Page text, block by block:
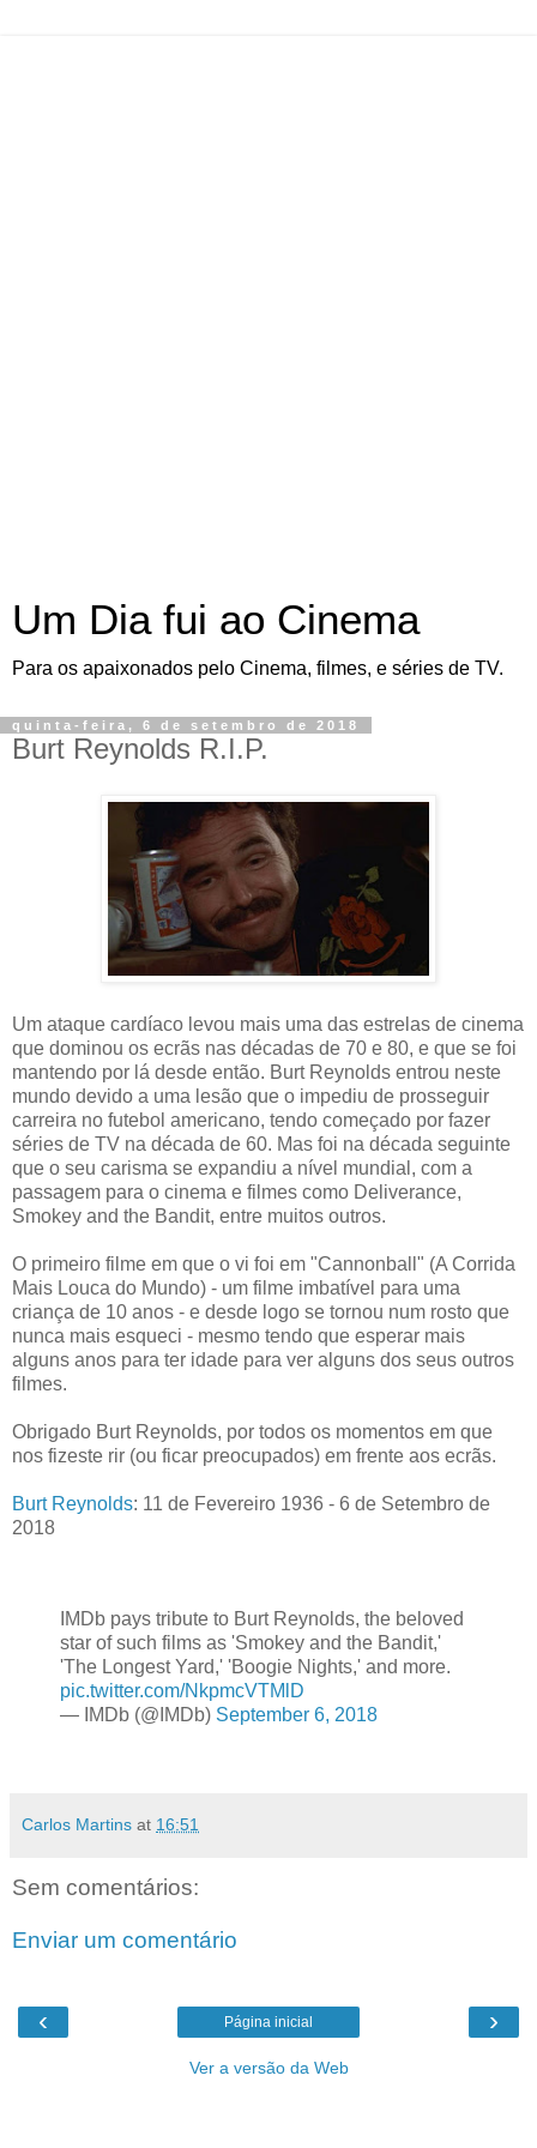
Um Dia fui ao Cinema
Para os apaixonados pelo Cinema, filmes, e séries de TV.
quinta-feira, 6 de setembro de 2018
Burt Reynolds R.I.P.
Um ataque cardíaco levou mais uma das estrelas de cinema
que dominou os ecrãs nas décadas de 70 e 80, e que se foi
mantendo por lá desde então. Burt Reynolds entrou neste
mundo devido a uma lesão que o impediu de prosseguir
carreira no futebol americano, tendo começado por fazer
séries de TV na década de 60. Mas foi na década seguinte
que o seu carisma se expandiu a nível mundial, com a
passagem para o cinema e filmes como Deliverance,
Smokey and the Bandit, entre muitos outros.
O primeiro filme em que o vi foi em "Cannonball" (A Corrida
Mais Louca do Mundo) - um filme imbatível para uma
criança de 10 anos - e desde logo se tornou num rosto que
nunca mais esqueci - mesmo tendo que esperar mais
alguns anos para ter idade para ver alguns dos seus outros
filmes.
Obrigado Burt Reynolds, por todos os momentos em que
nos fizeste rir (ou ficar preocupados) em frente aos ecrãs.
Burt Reynolds: 11 de Fevereiro 1936 - 6 de Setembro de
2018
IMDb pays tribute to Burt Reynolds, the beloved
star of such films as 'Smokey and the Bandit,'
'The Longest Yard,' 'Boogie Nights,' and more.
pic.twitter.com/NkpmcVTMlD
— IMDb (@IMDb) September 6, 2018
Carlos Martins at 16:51
Sem comentários:
Enviar um comentário
‹ ›
Página inicial
Ver a versão da Web